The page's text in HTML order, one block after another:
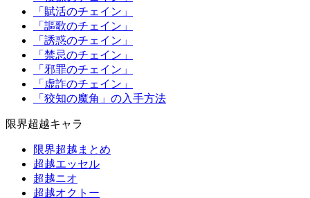
「賦活のチェイン」
「謳歌のチェイン」
「誘惑のチェイン」
「禁忌のチェイン」
「邪罪のチェイン」
「虚詐のチェイン」
「狡知の魔角」の入手方法
限界超越キャラ
限界超越まとめ
超越エッセル
超越ニオ
超越オクトー